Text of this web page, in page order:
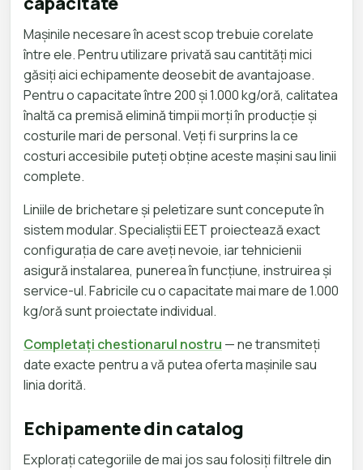
Mașinile necesare în acest scop trebuie corelate
între ele. Pentru utilizare privată sau cantități mici
găsiți aici echipamente deosebit de avantajoase.
Pentru o capacitate între 200 și 1.000 kg/oră, calitatea
înaltă ca premisă elimină timpii morți în producție și
costurile mari de personal. Veți fi surprins la ce
costuri accesibile puteți obține aceste mașini sau linii
complete.
Liniile de brichetare și peletizare sunt concepute în
sistem modular. Specialiștii EET proiectează exact
configurația de care aveți nevoie, iar tehnicienii
asigură instalarea, punerea în funcțiune, instruirea și
service-ul. Fabricile cu o capacitate mai mare de 1.000
kg/oră sunt proiectate individual.
Completați chestionarul nostru — ne transmiteți
date exacte pentru a vă putea oferta mașinile sau
linia dorită.
Echipamente din catalog
Explorați categoriile de mai jos sau folosiți filtrele din